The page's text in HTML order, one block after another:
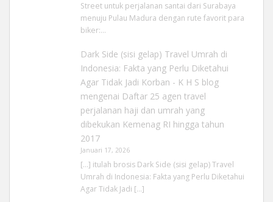
Street untuk perjalanan santai dari Surabaya
menuju Pulau Madura dengan rute favorit para
biker:…
Dark Side (sisi gelap) Travel Umrah di
Indonesia: Fakta yang Perlu Diketahui
Agar Tidak Jadi Korban - K H S blog
mengenai Daftar 25 agen travel
perjalanan haji dan umrah yang
dibekukan Kemenag RI hingga tahun
2017
Januari 17, 2026
[…] itulah brosis Dark Side (sisi gelap) Travel
Umrah di Indonesia: Fakta yang Perlu Diketahui
Agar Tidak Jadi […]